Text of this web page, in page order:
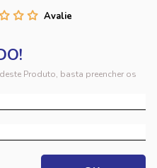
Produto, basta preencher os